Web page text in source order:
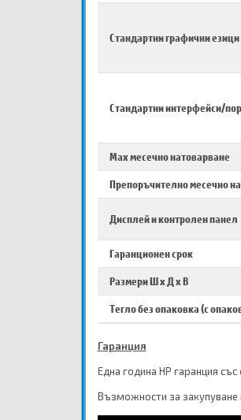
Стандартни графични езици
Стандартни интерфейси/
Max месечно натоварване
Препоръчително месечно
Дисплей и контролен панел
Гаранционен срок
Размери Ш х Д х В
Тегло без опаковка (с
Гаранция
Една година HP гаранция
Възможности за закупуване